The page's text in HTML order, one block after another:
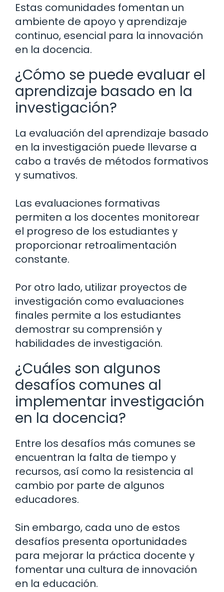
Estas comunidades fomentan un
ambiente de apoyo y aprendizaje
continuo, esencial para la innovación
en la docencia.
¿Cómo se puede evaluar el
aprendizaje basado en la
investigación?
La evaluación del aprendizaje basado
en la investigación puede llevarse a
cabo a través de métodos formativos
y sumativos.
Las evaluaciones formativas
permiten a los docentes monitorear
el progreso de los estudiantes y
proporcionar retroalimentación
constante.
Por otro lado, utilizar proyectos de
investigación como evaluaciones
finales permite a los estudiantes
demostrar su comprensión y
habilidades de investigación.
¿Cuáles son algunos
desafíos comunes al
implementar investigación
en la docencia?
Entre los desafíos más comunes se
encuentran la falta de tiempo y
recursos, así como la resistencia al
cambio por parte de algunos
educadores.
Sin embargo, cada uno de estos
desafíos presenta oportunidades
para mejorar la práctica docente y
fomentar una cultura de innovación
en la educación.